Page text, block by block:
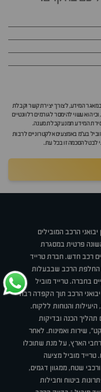
המידע, לצורך יצירת קשר וקבלת
הוא עשוי להימסר לגורמים רלוונטיים
המידע תמנע קבלת מענה.
בע"מ באמצעים אלקטרוניים לרבות
הרכב המובילים
פרטית במסגרת
רכב חדש. חברת טרייד
החלפת הרכב שבבעלות
בחברה. טרייד מוביל
הרכב תוך הקפדה רבה
היעילות והנוחות ללקוח.
תהליך הכנה ובדיקות
שירות ואמינות. לאחר
הארץ, על מנת שתוכלו
מוביל מציעה
שטח, ממגוון דגמים,
ביטוח וחבילות